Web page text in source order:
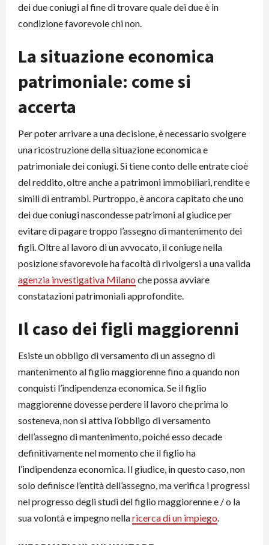
dei due coniugi al fine di trovare quale dei due è in
condizione favorevole chi non.
La situazione economica
patrimoniale: come si
accerta
Per poter arrivare a una decisione, è necessario svolgere
una ricostruzione della situazione economica e
patrimoniale dei coniugi. Si tiene conto delle entrate cioè
del reddito, oltre anche a patrimoni immobiliari, rendite e
simili di entrambi. Purtroppo, è ancora capitato che uno
dei due coniugi nascondesse patrimoni al giudice per
evitare di pagare troppo l’assegno di mantenimento dei
figli. Oltre al lavoro di un avvocato, il coniuge nella
posizione sfavorevole ha facoltà di rivolgersi a una valida
agenzia investigativa Milano che possa avviare
constatazioni patrimoniali approfondite.
Il caso dei figli maggiorenni
Esiste un obbligo di versamento di un assegno di
mantenimento al figlio maggiorenne fino a quando non
conquisti l’indipendenza economica. Se il figlio
maggiorenne dovesse perdere il lavoro che prima lo
sosteneva, non si attiva l’obbligo di versamento
dell’assegno di mantenimento, poiché esso decade
definitivamente nel momento che il figlio ha
l’indipendenza economica. Il giudice, in questo caso, non
solo definisce l’entità dell’assegno, ma verifica i progressi
nel progresso degli studi del figlio maggiorenne e / o la
sua volontà e impegno nellaricerca di un impiego